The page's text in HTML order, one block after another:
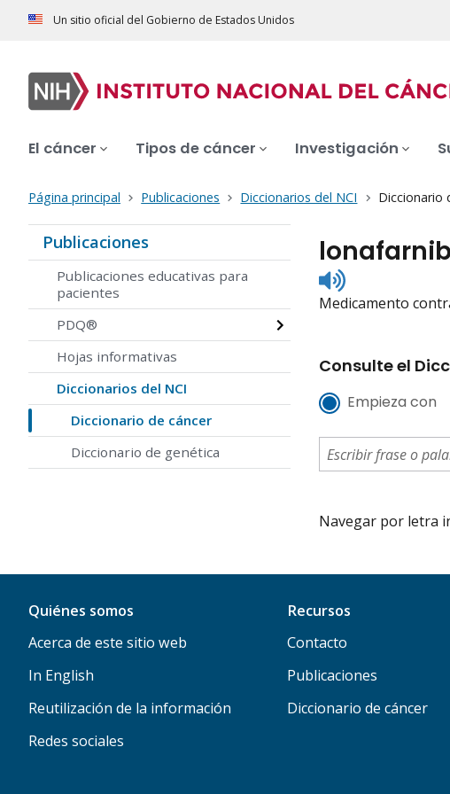
Un sitio oficial del Gobierno de Estados Unidos
El cáncer Tipos de cáncer Investigación
Página principal Publicaciones Diccionarios del NCI Diccionario
Publicaciones
Publicaciones educativas para
pacientes
PDQ®
Hojas informativas
Diccionarios del NCI
Diccionario de cáncer
Diccionario de genética
lonafarnib
Listen
to
pronunciation
Medicamento
Consulte el
Empieza con
Navegar por letra
Quiénes somos
Acerca de este sitio web
In English
Reutilización de la información
Redes sociales
Recursos
Contacto
Publicaciones
Diccionario de cáncer